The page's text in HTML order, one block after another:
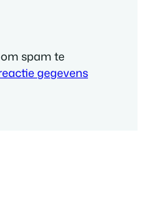
spam te
gegevens